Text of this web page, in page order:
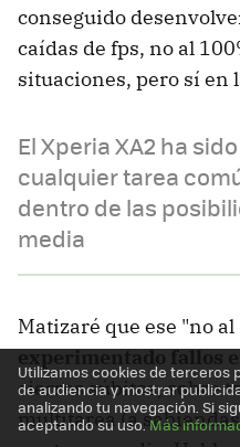
conseguido
caídas de fps, no al
situaciones, pero sí en
El Xperia XA2 ha
cualquier tarea
dentro de las
media
Matizaré que ese "no
experimentado fallos
cierres súbitos, sobre
multitarea (a
Utilizamos cookies de terceros
de audiencia y mostrar
analizando tu navegación. Si
aceptando su uso.Más